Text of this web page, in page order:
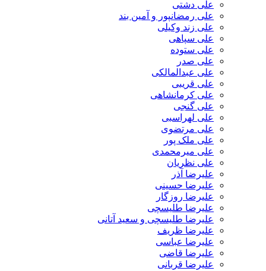
علی دشتی
علی رمضانپور و آمین بند
علی زند وکیلی
علی سپاهی
علی ستوده
علی صدر
علی عبدالمالکی
علی قریبی
علی کرمانشاهی
علی گنجی
علی لهراسبی
علی مرتضوی
علی ملک پور
علی میرمحمدی
علی نظریان
علیرضا آذر
علیرضا حسینی
علیرضا روزگار
علیرضا طلیسچی
علیرضا طلیسچی و سعید آتانی
علیرضا ظریف
علیرضا عباسی
علیرضا قاضی
علیرضا قربانی